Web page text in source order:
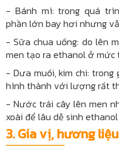
- Bánh mì: trong quá
phần lớn bay hơi nhưng
- Sữa chua uống: do lên
men tạo ra ethanol ở mức
- Dưa muối, kim chi:
hình thành với lượng rất
- Nước trái cây lên men
xoài để lâu dễ sinh
3. Gia vị, hương